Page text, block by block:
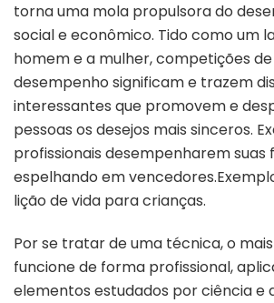
torna uma mola propulsora do
social e econômico. Tido como um
homem e a mulher, competições
desempenho significam e trazem
interessantes que promovem e
pessoas os desejos mais sinceros.
profissionais desempenharem suas
espelhando em
lição de vida para crianças.
Por se tratar de uma técnica, o
funcione de forma profissional,
elementos estudados por ciência e